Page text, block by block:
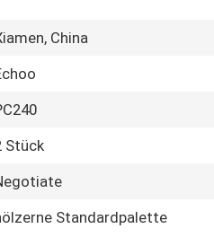
China
Stück
Standardpalette